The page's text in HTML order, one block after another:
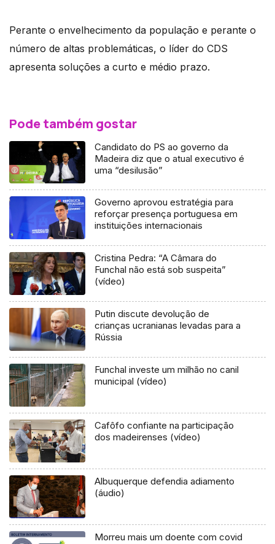
Perante o envelhecimento da população e perante o
número de altas problemáticas, o líder do CDS
apresenta soluções a curto e médio prazo.
Pode também gostar
Candidato do PS ao governo da
Madeira diz que o atual executivo é
uma “desilusão”
Governo aprovou estratégia para
reforçar presença portuguesa em
instituições internacionais
Cristina Pedra: “A Câmara do
Funchal não está sob suspeita”
(vídeo)
Putin discute devolução de
crianças ucranianas levadas para a
Rússia
Funchal investe um milhão no canil
municipal (vídeo)
Cafôfo confiante na participação
dos madeirenses (vídeo)
Albuquerque defendia adiamento
(áudio)
Morreu mais um doente com covid